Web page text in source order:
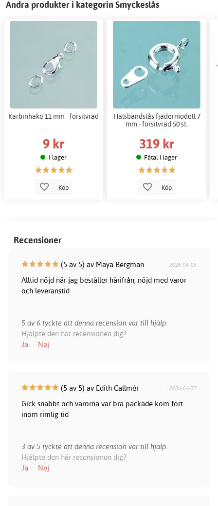
Andra produkter i kategorin Smyckeslås
Karbinhake 11 mm - försilvrad
9 kr
I lager
Köp
Halsbandslås fjädermodell 7
mm - försilvrad 50 st.
319 kr
Fåtal i lager
Köp
Recensioner
(5 av 5) av Maya Bergman 2026-04-05
Alltid nöjd när jag beställer härifrån, nöjd med varor
och leveranstid
5 av 6 tyckte att denna recension var till hjälp.
Hjälpte den här recensionen dig?
Ja
Nej
(5 av 5) av Edith Callmér 2026-04-17
Gick snabbt och varorna var bra packade kom fort
inom rimlig tid
3 av 5 tyckte att denna recension var till hjälp.
Hjälpte den här recensionen dig?
Ja
Nej